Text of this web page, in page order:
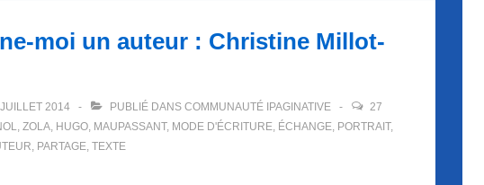
moi un auteur : Christine Millot-
2014 PUBLIÉ DANS COMMUNAUTÉ IPAGINATIVE
27
, ZOLA, HUGO, MAUPASSANT, MODE D'ÉCRITURE, ÉCHANGE, PORTRAIT,
, PARTAGE, TEXTE